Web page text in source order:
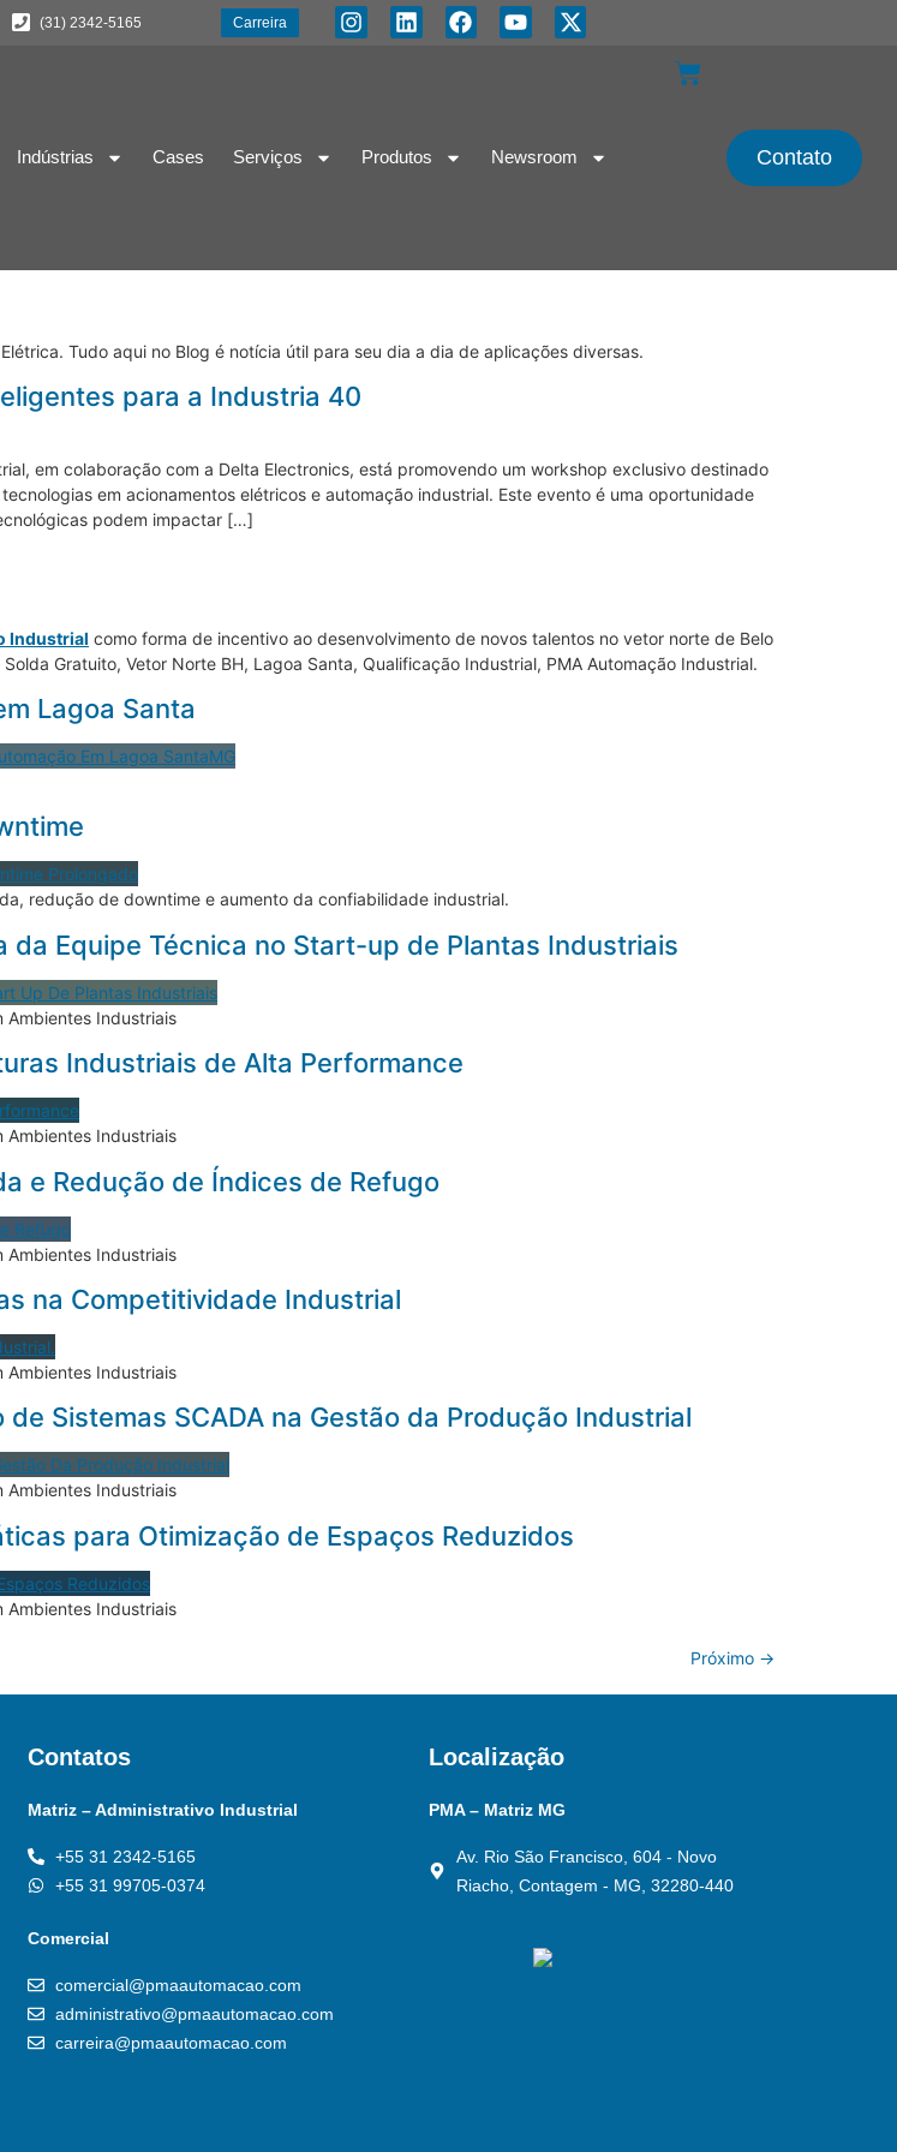
(31) 2342-5165 Carreira
Indústrias Cases Serviços Produtos Newsroom Contato
Tudo aqui no Blog é notícia útil para seu dia a dia de aplicações diversas.
para a Industria 40
em colaboração com a Delta Electronics, está promovendo um workshop exclusivo destinado
em acionamentos elétricos e automação industrial. Este evento é uma oportunidade
podem impactar […]
Industrial como forma de incentivo ao desenvolvimento de novos talentos no vetor norte de Belo
Gratuito, Vetor Norte BH, Lagoa Santa, Qualificação Industrial, PMA Automação Industrial.
Lagoa Santa
redução de downtime e aumento da confiabilidade industrial.
Equipe Técnica no Start-up de Plantas Industriais
Ambientes Industriais
Industriais de Alta Performance
Ambientes Industriais
e Redução de Índices de Refugo
Ambientes Industriais
na Competitividade Industrial
Ambientes Industriais
Sistemas SCADA na Gestão da Produção Industrial
Ambientes Industriais
para Otimização de Espaços Reduzidos
Ambientes Industriais
Próximo →
Contatos
Matriz – Administrativo Industrial
+55 31 2342-5165
+55 31 99705-0374
Comercial
comercial@pmaautomacao.com
administrativo@pmaautomacao.com
carreira@pmaautomacao.com
Localização
PMA – Matriz MG
Av. Rio São Francisco, 604 - Novo
Riacho, Contagem - MG, 32280-440